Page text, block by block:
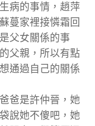
病的事情，趙萍
蔓家裡接憐霜回
父女關係的事
父親，所以有點
通過自己的關係
爸是許仲晉，她
說她不傻吧，她